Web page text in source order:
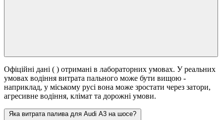
Офіційні дані ( ) отримані в лабораторних умовах. У реальних
умовах водіння витрата пального може бути вищою -
наприклад, у міському русі вона може зростати через затори,
агресивне водіння, клімат та дорожні умови.
Яка витрата палива для Audi A3 на шосе?